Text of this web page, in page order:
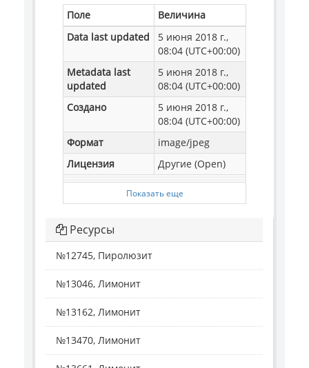
Поле
Величина
Data last updated
5 июня 2018 г.,
08:04 (UTC+00:00)
Metadata last
updated
5 июня 2018 г.,
08:04 (UTC+00:00)
Создано
5 июня 2018 г.,
08:04 (UTC+00:00)
Формат
image/jpeg
Лицензия
Другие (Open)
Показать еще
Ресурсы
№12745, Пиролюзит
№13046, Лимонит
№13162, Лимонит
№13470, Лимонит